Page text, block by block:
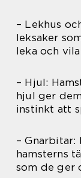
– Lekhus
leksaker
leka och
– Hjul:
hjul ger
instinkt att
– Gnarbitar:
hamsterns
som de ger